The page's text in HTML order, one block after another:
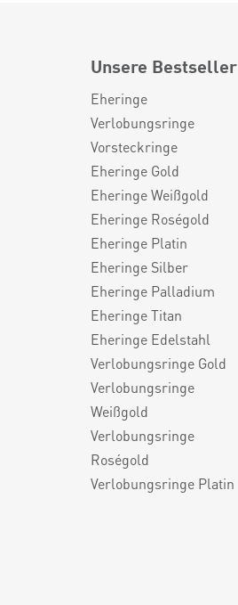
Unsere Bestseller
Eheringe
Verlobungsringe
Vorsteckringe
Eheringe Gold
Eheringe Weißgold
Eheringe Roségold
Eheringe Platin
Eheringe Silber
Eheringe Palladium
Eheringe Titan
Eheringe Edelstahl
Verlobungsringe Gold
Verlobungsringe
Weißgold
Verlobungsringe
Roségold
Verlobungsringe Platin